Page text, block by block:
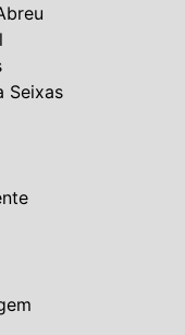
Seixas